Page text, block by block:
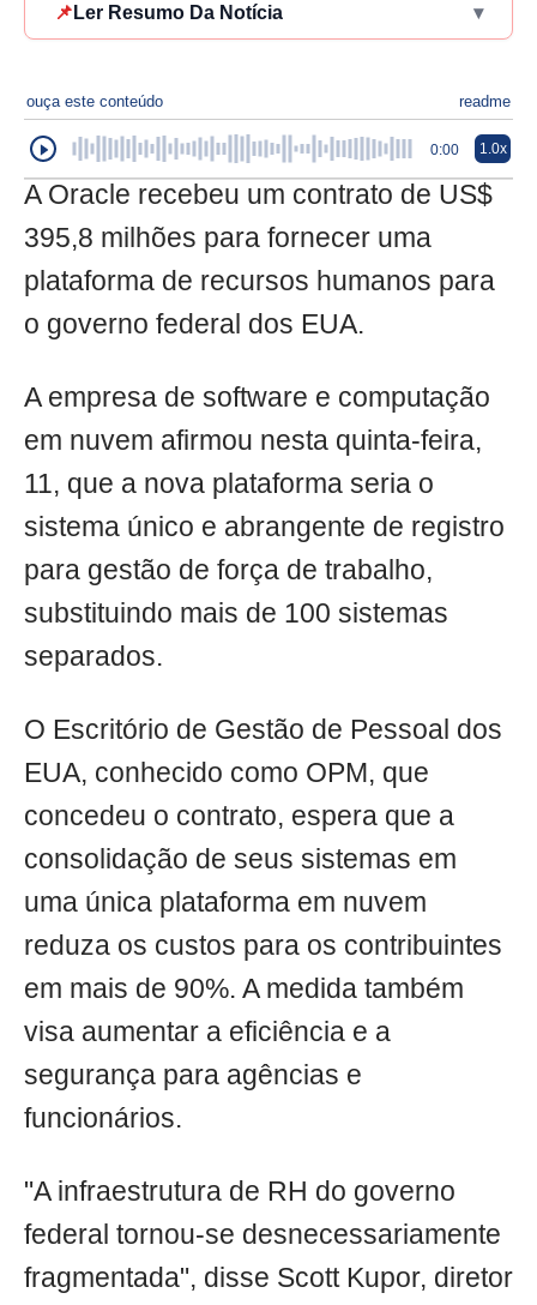
📌 Ler Resumo Da Notícia ▾
ouça este conteúdo readme
0:00 1.0x
A Oracle recebeu um contrato de US$
395,8 milhões para fornecer uma
plataforma de recursos humanos para
o governo federal dos EUA.
A empresa de software e computação
em nuvem afirmou nesta quinta-feira,
11, que a nova plataforma seria o
sistema único e abrangente de registro
para gestão de força de trabalho,
substituindo mais de 100 sistemas
separados.
O Escritório de Gestão de Pessoal dos
EUA, conhecido como OPM, que
concedeu o contrato, espera que a
consolidação de seus sistemas em
uma única plataforma em nuvem
reduza os custos para os contribuintes
em mais de 90%. A medida também
visa aumentar a eficiência e a
segurança para agências e
funcionários.
"A infraestrutura de RH do governo
federal tornou-se desnecessariamente
fragmentada", disse Scott Kupor, diretor